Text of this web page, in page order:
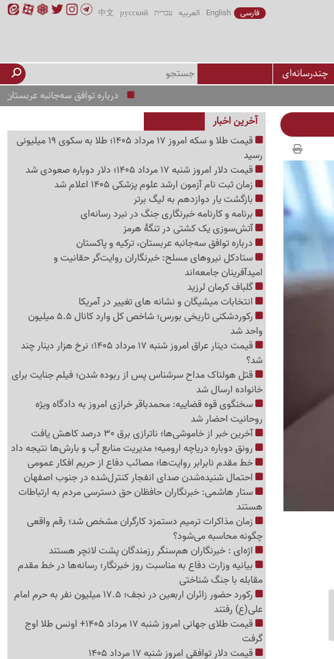
فارسی English العربیه עברית русский
中文
چندرسانه‌ای
درباره توافق سه‌جانبه عربستان، ترکیه
آخرین اخبار
قیمت طلا و سکه امروز 17 مرداد 1405؛ طلا به سکوی 19 میلیونی
رسید
قیمت دلار امروز شنبه 17 مرداد 1405؛ دلار دوباره صعودی شد
زمان ثبت نام آزمون ارشد علوم پزشکی 1405 اعلام شد
بازگشت یار دوازدهم به لیگ برتر
برنامه و کارنامه خبرنگاری جنگ در نبرد رسانه‌ای
آتش‌سوزی یک کشتی در تنگهٔ هرمز
درباره توافق سه‌جانبه عربستان، ترکیه و پاکستان
ستادکل نیروهای مسلح: خبرنگاران روایت‌گر حقانیت و
امیدآفرینان جامعه‌اند
گلباف کرمان لرزید
انتخابات میشیگان و نشانه های تغییر در آمریکا
رکوردشکنی تاریخی بورس؛ شاخص کل وارد کانال 5.5 میلیون
واحد شد
قیمت دینار عراق امروز شنبه 17 مرداد 1405؛ نرخ هزار دینار چند
شد؟
قتل هولناک مداح سرشناس پس از ربوده شدن؛ فیلم جنایت برای
خانواده ارسال شد
سخنگوی قوه قضاییه: محمدباقر خرازی امروز به دادگاه ویژه
روحانیت احضار شد
آخرین خبر از خاموشی‌ها؛ ناترازی برق 30 درصد کاهش یافت
رونق دوباره دریاچه ارومیه؛ مدیریت منابع آب و بارش‌ها نتیجه داد
خط مقدم نابرابر روایت‌ها؛ مصائب دفاع از حریم افکار عمومی
احتمال شنیده‌شدن صدای انفجار کنترل‌شده در جنوب اصفهان
ستار هاشمی: خبرنگاران حافظان حق دسترسی مردم به ارتباطات
هستند
زمان مذاکرات ترمیم دستمزد کارگران مشخص شد؛ رقم واقعی
چگونه محاسبه می‌شود؟
اژه‌ای : خبرنگاران هم‌سنگر رزمندگان پشت لانچر هستند
بیانیه وزارت دفاع به مناسبت روز خبرنگار؛ رسانه‌ها در خط مقدم
مقابله با جنگ شناختی
رکورد حضور زائران اربعین در نجف؛ 17.5 میلیون نفر به حرم امام
علی(ع) رفتند
قیمت طلای جهانی امروز شنبه 17 مرداد 1405+ اونس طلا اوج
گرفت
قیمت دلار توافقی امروز شنبه 17 مرداد 1405